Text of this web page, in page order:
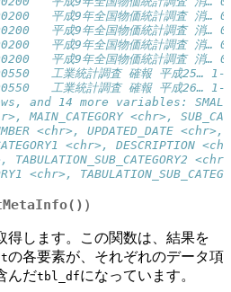
平成9年全国物価統計調査
平成9年全国物価統計調査
平成9年全国物価統計調査
平成9年全国物価統計調査
工業統計調査 確報 平成25…
工業統計調査 確報 平成26…
and 14 more variables:
MAIN_CATEGORY <chr>,
<chr>, UPDATED_DATE <chr>,
<chr>, DESCRIPTION
<chr>,
）
得します。この関数は、結果を
の各要素が、それぞれのデータ項
んだtbl_dfになっています。